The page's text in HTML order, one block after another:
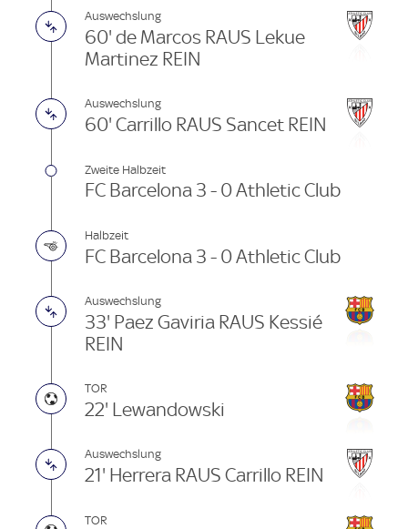
Auswechslung
60' de Marcos RAUS Lekue
Martinez REIN
Auswechslung
60' Carrillo RAUS Sancet REIN
Zweite Halbzeit
FC Barcelona 3 - 0 Athletic Club
Halbzeit
FC Barcelona 3 - 0 Athletic Club
Auswechslung
33' Paez Gaviria RAUS Kessié
REIN
TOR
22' Lewandowski
Auswechslung
21' Herrera RAUS Carrillo REIN
TOR